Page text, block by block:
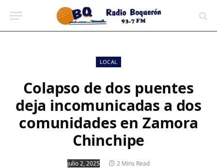
LOCAL
Colapso de dos puentes
deja incomunicadas a dos
comunidades en Zamora
Chinchipe
julio 2, 2025 2 Mins Read